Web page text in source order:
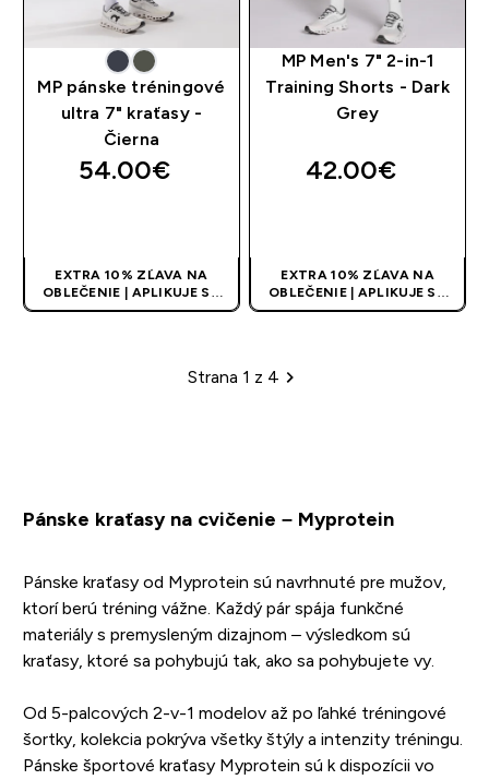
MP pánske tréningové
ultra 7" kraťasy -
Čierna
54.00€‎
EXTRA 10% ZĽAVA NA
OBLEČENIE | APLIKUJE SA
AUTOMATICKY PRI KÚPE 3
MP Men's 7" 2-in-1
Training Shorts - Dark
Grey
42.00€‎
EXTRA 10% ZĽAVA NA
OBLEČENIE | APLIKUJE SA
AUTOMATICKY PRI KÚPE 3
Stránkovanie
Strana 1 z 4
Pánske kraťasy na cvičenie – Myprotein
Pánske kraťasy od Myprotein sú navrhnuté pre mužov,
ktorí berú tréning vážne. Každý pár spája funkčné
materiály s premysleným dizajnom – výsledkom sú
kraťasy, ktoré sa pohybujú tak, ako sa pohybujete vy.
Od 5-palcových 2-v-1 modelov až po ľahké tréningové
šortky, kolekcia pokrýva všetky štýly a intenzity tréningu.
Pánske športové kraťasy Myprotein sú k dispozícii vo